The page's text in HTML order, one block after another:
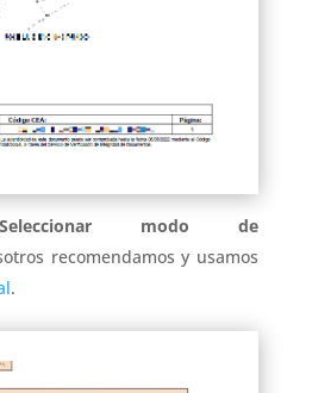
Seleccionar modo de
recomendamos y usamos
.